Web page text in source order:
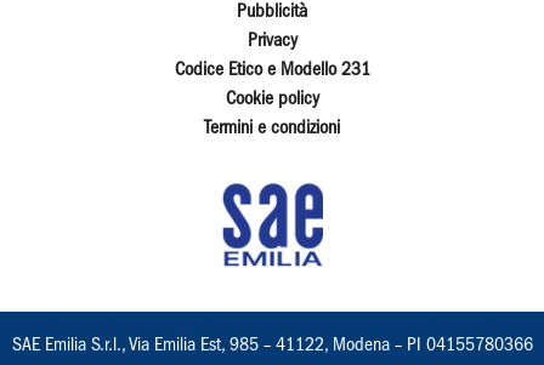
Pubblicità
Privacy
Codice Etico e Modello 231
Cookie policy
Termini e condizioni
SAE Emilia S.r.l., Via Emilia Est, 985 – 41122, Modena – PI 04155780366